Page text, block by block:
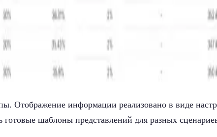
Отображение информации реализовано в виде
шаблоны представлений для разных